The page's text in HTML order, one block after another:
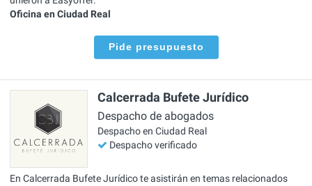
Oficina en Ciudad Real
Pide presupuesto
Calcerrada Bufete Jurídico
Despacho de abogados
Despacho en Ciudad Real
Despacho verificado
En Calcerrada Bufete Jurídico te asistirán en temas relacionados